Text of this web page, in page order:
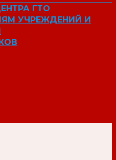
ГТО
УЧРЕЖДЕНИЙ И